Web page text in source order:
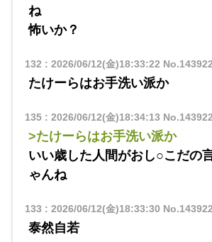
ね
怖いか？
132 : 2026/06/12(金)18:33:22
たけーらはお手洗い派か
135: 2026/06/12(金)18:34:13
>たけーらはお手洗い派か
いい歳した人間がおし○こだの
ゃんね
133 : 2026/06/12(金)18:33:30
泰然自若